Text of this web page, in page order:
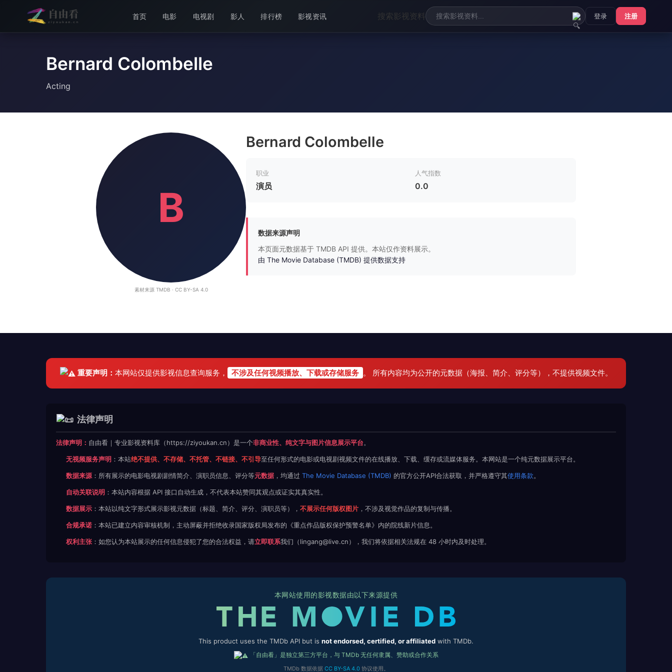
首页 电影 电视剧 影人 排行榜 影视资讯 搜索影视资料 登录 注册
Bernard Colombelle
Acting
B
素材来源 TMDB · CC BY-SA 4.0
Bernard Colombelle
职业
演员
人气指数
0.0
数据来源声明
本页面元数据基于 TMDB API 提供。本站仅作资料展示。
由 The Movie Database (TMDB) 提供数据支持
重要声明：本网站仅提供影视信息查询服务， 不涉及任何视频播放、下载或存储服务 。 所有内容均为公开的元数据（海报、简介、评分等），不提供视频文件。
法律声明
法律声明： 自由看｜专业影视资料库（https://ziyoukan.cn）是一个非商业性、纯文字与图片信息展示平台。
无视频服务声明 ：本站绝不提供、不存储、不托管、不链接、不引导至任何形式的电影或电视剧视频文件的在线播放、下载、缓存或流媒体服务。本网站是一个纯元数据展示平台。
数据来源：所有展示的电影电视剧剧情简介、演职员信息、评分等元数据 ，均通过 The Movie Database (TMDB) 的官方公开API合法获取，并严格遵守其使用条款。
自动关联说明 ：本站内容根据 API 接口自动生成，不代表本站赞同其观点或证实其真实性。
数据展示 ：本站以纯文字形式展示影视元数据（标题、简介、评分、演职员等）， 不展示任何版权图片 ，不涉及视觉作品的复制与传播。
合规承诺 ：本站已建立内容审核机制，主动屏蔽并拒绝收录国家版权局发布的《重点作品版权保护预警名单》内的院线新片信息。
权利主张：如您认为本站展示的任何信息侵犯了您的合法权益，请立即联系我们（lingang@live.cn），我们将依据相关法规在 48 小时内及时处理。
本网站使用的影视数据由以下来源提供
This product uses the TMDb API but is not endorsed, certified, or affiliated with TMDb.
「自由看」是独立第三方平台，与 TMDb 无任何隶属、赞助或合作关系
TMDb 数据依据 CC BY-SA 4.0协议使用。